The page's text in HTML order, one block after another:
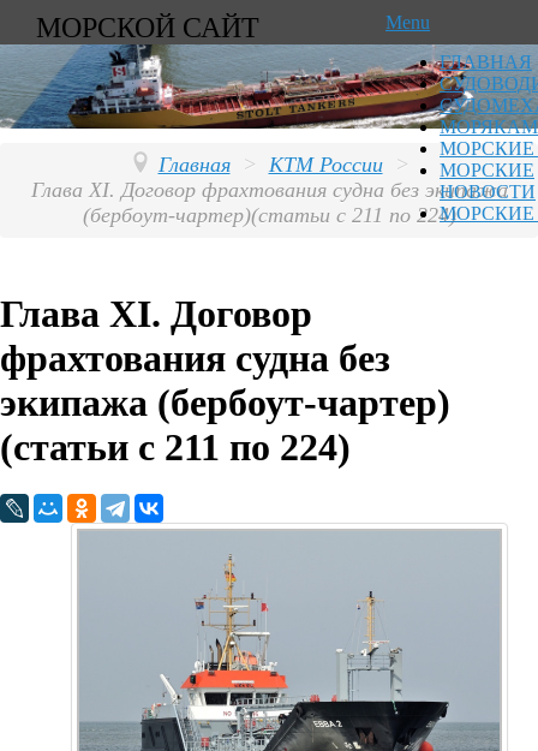
МОРСКОЙ САЙТ
Menu
ГЛАВНАЯ
МОРЯКАМ
МОРСКИЕ
МОРСКИЕ
НОВОСТИ
МОРСКИЕ
Главная > КТМ России
>
Глава XI. Договор фрахтования судна без экипажа
(бербоут-чартер)(статьи с 211 по 224)
Глава XI. Договор
фрахтования судна без
экипажа (бербоут-чартер)
(статьи с 211 по 224)